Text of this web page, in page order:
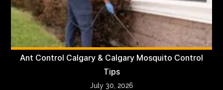
Ant Control Calgary & Calgary Mosquito Control
Tips
July 30, 2026